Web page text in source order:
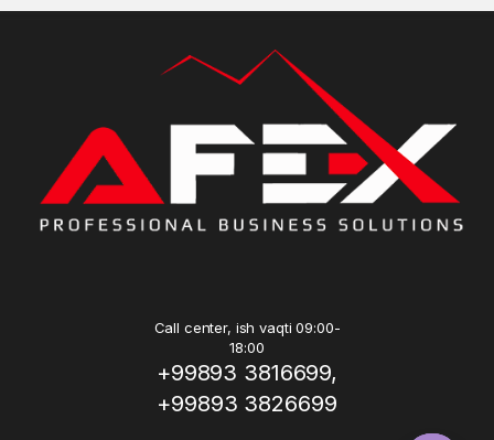
Call center, ish vaqti 09:00-
18:00
+99893 3816699,
+99893 3826699